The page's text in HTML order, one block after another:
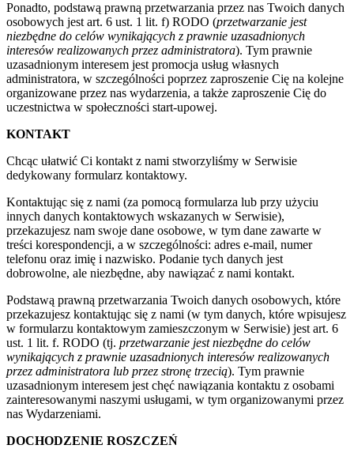
Ponadto, podstawą prawną przetwarzania przez nas Twoich danych
osobowych jest art. 6 ust. 1 lit. f) RODO (przetwarzanie jest
niezbędne do celów wynikających z prawnie uzasadnionych
interesów realizowanych przez administratora). Tym prawnie
uzasadnionym interesem jest promocja usług własnych
administratora, w szczególności poprzez zaproszenie Cię na kolejne
organizowane przez nas wydarzenia, a także zaproszenie Cię do
uczestnictwa w społeczności start-upowej.
KONTAKT
Chcąc ułatwić Ci kontakt z nami stworzyliśmy w Serwisie
dedykowany formularz kontaktowy.
Kontaktując się z nami (za pomocą formularza lub przy użyciu
innych danych kontaktowych wskazanych w Serwisie),
przekazujesz nam swoje dane osobowe, w tym dane zawarte w
treści korespondencji, a w szczególności: adres e-mail, numer
telefonu oraz imię i nazwisko. Podanie tych danych jest
dobrowolne, ale niezbędne, aby nawiązać z nami kontakt.
Podstawą prawną przetwarzania Twoich danych osobowych, które
przekazujesz kontaktując się z nami (w tym danych, które wpisujesz
w formularzu kontaktowym zamieszczonym w Serwisie) jest art. 6
ust. 1 lit. f. RODO (tj. przetwarzanie jest niezbędne do celów
wynikających z prawnie uzasadnionych interesów realizowanych
przez administratora lub przez stronę trzecią). Tym prawnie
uzasadnionym interesem jest chęć nawiązania kontaktu z osobami
zainteresowanymi naszymi usługami, w tym organizowanymi przez
nas Wydarzeniami.
DOCHODZENIE ROSZCZEŃ